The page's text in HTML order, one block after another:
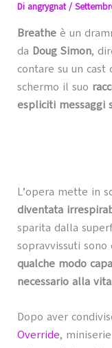
Di angrygnat/
Breatheè un
da Doug Simon,
contare su un
schermo il suo
espliciti messaggi
L’opera mette in
diventata
sparita dalla
sopravvissuti
qualche modo
necessario alla vita.
Dopo aver
Override,